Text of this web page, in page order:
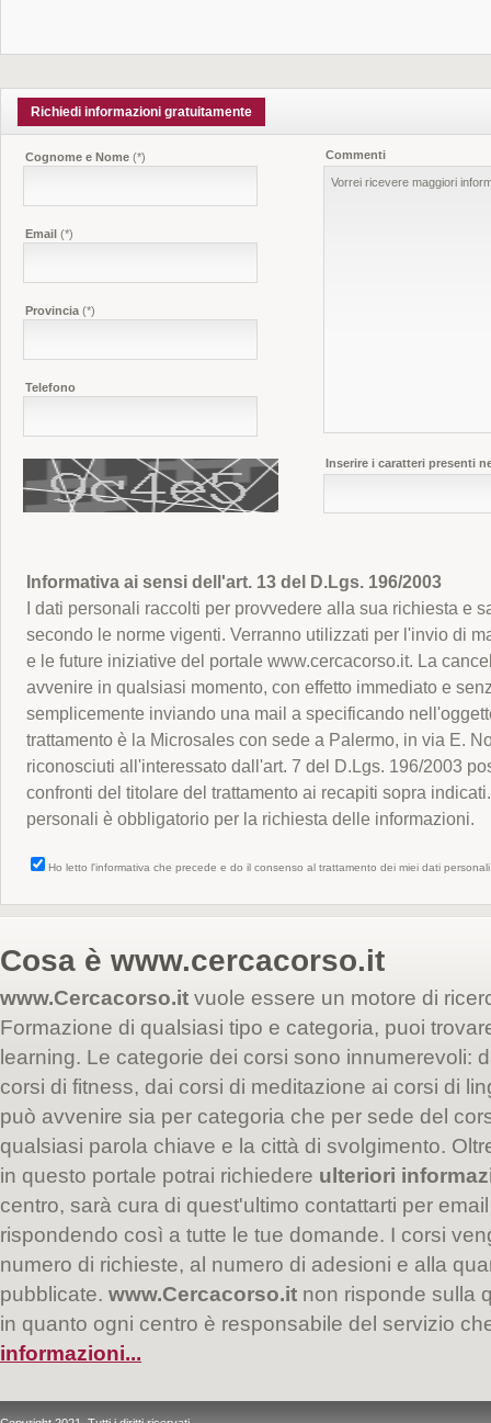
Richiedi informazioni gratuitamente
Cognome e Nome (*)
Email (*)
Provincia (*)
Telefono
Commenti
Inserire i caratteri presenti
Informativa ai sensi dell'art. 13 del D.Lgs. 196/2003
I dati personali raccolti per provvedere alla sua richiesta e
secondo le norme vigenti. Verranno utilizzati per l'invio di
e le future iniziative del portale www.cercacorso.it. La
avvenire in qualsiasi momento, con effetto immediato e
semplicemente inviando una mail a specificando
trattamento è la Microsales con sede a Palermo, in via E.
riconosciuti all'interessato dall'art. 7 del D.Lgs. 196/2003
confronti del titolare del trattamento ai recapiti sopra
personali è obbligatorio per la richiesta delle informazioni.
Ho letto l'informativa che precede e do il consenso al trattamento dei miei dati
Cosa è www.cercacorso.it
www.Cercacorso.it vuole essere un motore di
Formazione di qualsiasi tipo e categoria, puoi
learning. Le categorie dei corsi sono innumerevoli:
corsi di fitness, dai corsi di meditazione ai corsi di
può avvenire sia per categoria che per sede del
qualsiasi parola chiave e la città di svolgimento.
in questo portale potrai richiedere ulteriori
centro, sarà cura di quest'ultimo contattarti per
rispondendo così a tutte le tue domande. I corsi
numero di richieste, al numero di adesioni e alla
pubblicate. www.Cercacorso.it non risponde sulla
in quanto ogni centro è responsabile del servizio
informazioni...